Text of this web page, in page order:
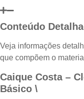
Conteúdo
Veja informações
que compõem o
Caique Costa –
Básico \